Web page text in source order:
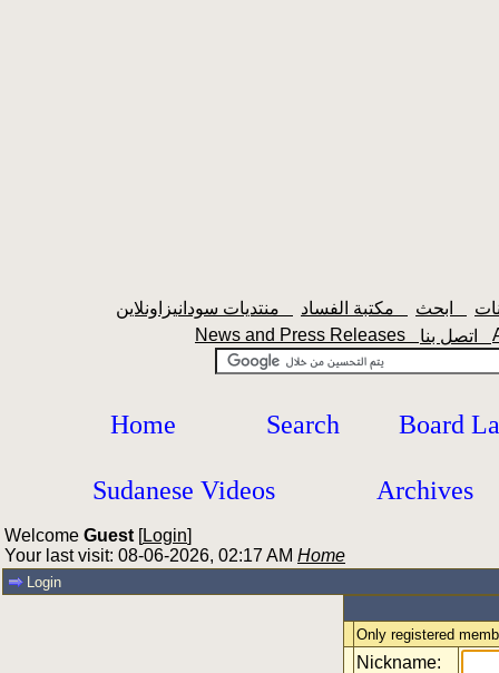
News and Press Releases
Home Search Board
Sudanese Videos Archives
Welcome Guest [Login]
Your last visit: 08-06-2026, 02:17 AM Home
Login
Only registered
Nickname: